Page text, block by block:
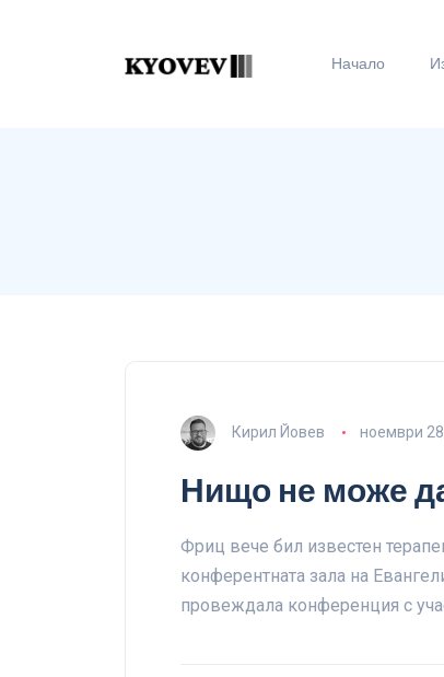
Начало
Кирил Йовев ноември
Нищо не може
Фриц вече бил известен
конферентната зала на
провеждала конференция с